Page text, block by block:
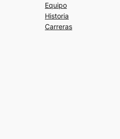
Equipo
Historia
Carreras